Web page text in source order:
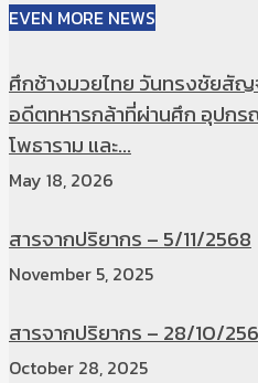
EVEN MORE NEWS
ศึกช้างมวยไทย วันทรงชัยสั
อดีตทหารกล้าที่ผ่านศึก อุปกร
โพธาราม และ...
May 18, 2026
สารจากปริยากร – 5/11/2568
November 5, 2025
สารจากปริยากร – 28/10/
October 28, 2025